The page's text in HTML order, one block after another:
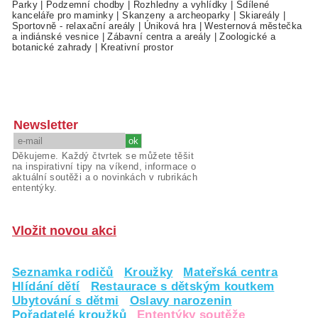
Parky| Podzemní chodby Rozhledny a vyhlídky
Sdílené
kanceláře pro maminky |Skanzeny a archeoparky Skiareály
Sportovně - relaxační areály
Úniková hra|Westernová městečka
a indiánské vesnice |Zábavní centra a areály |Zoologické a
botanické zahrady
Kreativní prostor
Newsletter
Děkujeme. Každý čtvrtek se můžete těšit
na inspirativní tipy na víkend, informace o
aktuální soutěži a o novinkách v rubrikách
ententýky.
Vložit novou akci
Seznamka rodičů Kroužky
Mateřská centra
Hlídání dětí
Restaurace s dětským koutkem
Ubytování s dětmi
Oslavy narozenin
Pořadatelé kroužků
Ententýky soutěže